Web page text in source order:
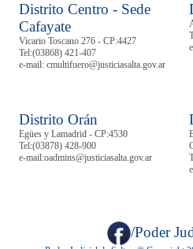
Distrito Centro - Sede
Cafayate
Vicario Toscano 276 - CP:4427
Tel:(03868) 421-407
e-mail: cmultifuero@justiciasalta.gov.ar
Distrito Orán
Egües y Lamadrid - CP:4530
Tel:(03878) 428-900
e-mail:oadmins@justiciasalta.gov.ar
/Poder